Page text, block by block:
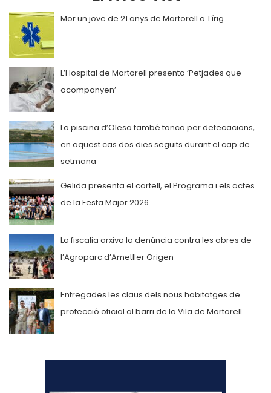
Mor un jove de 21 anys de Martorell a Tírig
L’Hospital de Martorell presenta ‘Petjades que
acompanyen’
La piscina d’Olesa també tanca per defecacions,
en aquest cas dos dies seguits durant el cap de
setmana
Gelida presenta el cartell, el Programa i els actes
de la Festa Major 2026
La fiscalia arxiva la denúncia contra les obres de
l’Agroparc d’Ametller Origen
Entregades les claus dels nous habitatges de
protecció oficial al barri de la Vila de Martorell